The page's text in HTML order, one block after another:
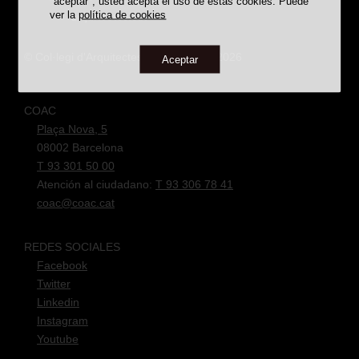
ver lapolítica de cookies
AceptarDESAPARECIDAS
© Col·legi d'Arquitectes de Catalunya 2026
COAC
Plaça Nova, 5
08002 Barcelona
T 93 301 50 00
Atención al ciudadano: T 93 306 78 41
coac@coac.cat
REDES SOCIALES
Facebook
Twitter
Linkedin
Instagram
Youtube